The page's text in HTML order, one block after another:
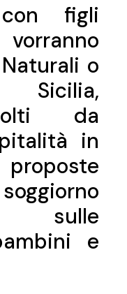
figli
o
Sicilia,
da
in
sulle
e